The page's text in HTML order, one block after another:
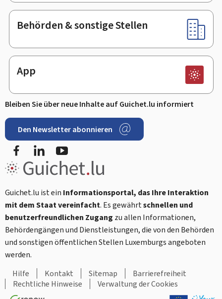
Behörden & sonstige Stellen
App
Bleiben Sie über neue Inhalte auf Guichet.lu informiert
Den Newsletter abonnieren
FacebookLinkedIn
Guichet.lu ist ein Informationsportal, das Ihre Interaktion
mit dem Staat vereinfacht. Es gewährtschnellen und
benutzerfreundlichen Zugang zu allen Informationen,
Behördengängen und Dienstleistungen, die von den Behörden
und sonstigen öffentlichen Stellen Luxemburgs angeboten
werden.
Hilfe
Kontakt Sitemap
Barrierefreiheit
Rechtliche Hinweise
Verwaltung der Cookies